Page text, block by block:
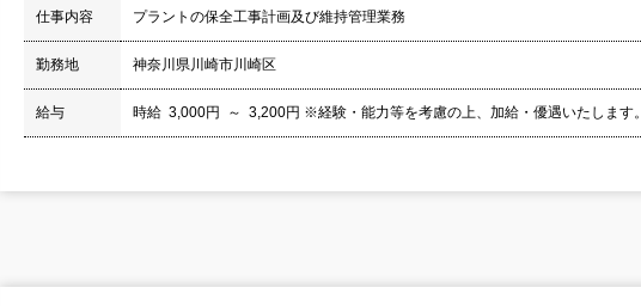
仕事内容 プラントの保全工事計画及び維持管理業務
勤務地 神奈川県川崎市川崎区
給与 時給 3,000円 ～ 3,200円 ※経験・能力等を考慮の上、加給・優遇いたします。